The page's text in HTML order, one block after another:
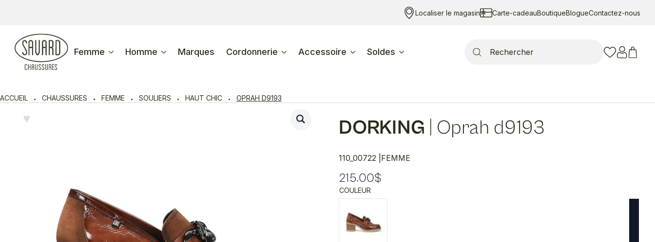
Localiser le magasin Carte-cadeauBoutiqueBlogueContactez-nous
Femme Homme Marques Cordonnerie Accessoire Soldes
for:
ACCUEIL CHAUSSURES FEMME SOULIERS HAUT CHIC OPRAH D9193
♥︎ DORKING Oprah d9193
110_00722 | FEMME
215.00$
COULEUR